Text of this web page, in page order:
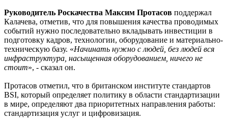
Руководитель Роскачества Максим Протасов поддержал
Калачева, отметив, что для повышения качества проводимых
событий нужно последовательно вкладывать инвестиции в
подготовку кадров, технологии, оборудование и материально-
техническую базу. «Начинать нужно с людей, без людей вся
инфраструктура, насыщенная оборудованием, ничего не
стоит», - сказал он.
Протасов отметил, что в британском институте стандартов
BSI, который определяет политику в области стандартизации
в мире, определяют два приоритетных направления работы:
стандартизация услуг и цифровизация.